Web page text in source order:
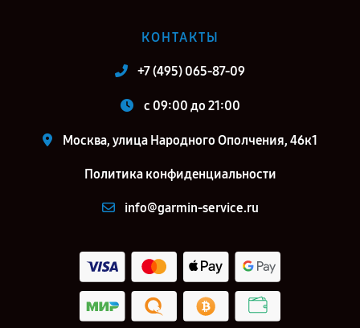
КОНТАКТЫ
+7 (495) 065-87-09
c 09:00 до 21:00
Москва, улица Народного Ополчения, 46к1
Политика конфиденциальности
info@garmin-service.ru